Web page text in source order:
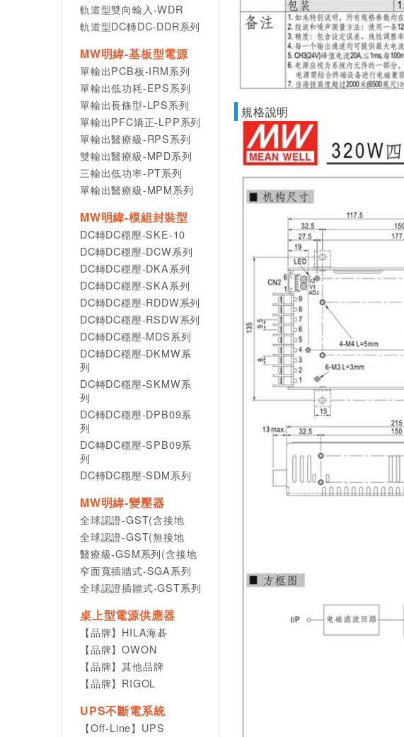
軌道型雙向輸入-WDR
軌道型DC轉DC-DDR系列
MW明緯-基板型電源
單輸出PCB板-IRM系列
單輸出低功耗-EPS系列
單輸出長條型-LPS系列
單輸出PFC矯正-LPP系列
單輸出醫療級-RPS系列
雙輸出醫療級-MPD系列
三輸出低功率-PT系列
單輸出醫療級-MPM系列
MW明緯-模組封裝型
DC轉DC穩壓-SKE-10
DC轉DC穩壓-DCW系列
DC轉DC穩壓-DKA系列
DC轉DC穩壓-SKA系列
DC轉DC穩壓-RDDW系列
DC轉DC穩壓-RSDW系列
DC轉DC穩壓-MDS系列
DC轉DC穩壓-DKMW系
列
DC轉DC穩壓-SKMW系
列
DC轉DC穩壓-DPB09系
列
DC轉DC穩壓-SPB09系
列
DC轉DC穩壓-SDM系列
MW明緯-變壓器
全球認證-GST(含接地
全球認證-GST(無接地
醫療級-GSM系列(含接地
窄面寬插牆式-SGA系列
全球認證插牆式-GST系列
桌上型電源供應器
【品牌】HILA海碁
【品牌】OWON
【品牌】其他品牌
【品牌】RIGOL
UPS不斷電系統
【Off-Line】UPS
規格說明